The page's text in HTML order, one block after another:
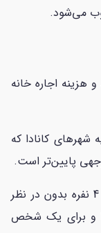
می‌شود.
در اتاوا حدود 129.3 درصد و هزینه اجاره خانه
شهرهای کانادا که
پایین‌تر است.
همچنین، متوسط هزینه زندگی یک خانواده 4 نفره بدون در نظر
5457.5 دلار کانادا و برای یک شخص